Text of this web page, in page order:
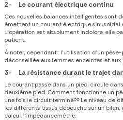
2- Le courant électrique continu
Ces nouvelles balances intelligentes sont
émettent un courant électrique sinusoïdal
L’opération est absolument indolore, elle
patient.
À noter, cependant : l’utilisation d’un
déconseillée aux femmes enceintes et aux
3- La résistance durant le trajet
Le courant passe dans un pied, circule
deuxième pied. Comment fonctionne un
une fois le circuit terminé?? Le niveau de
les différents tissus débouche sur un
calcul, l’impédancemétrie.